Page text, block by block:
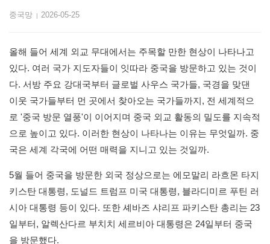
중국망 | 2026-05-25
올해 들어 세계 외교 무대에서는 주목할 만한 현상이 나타나고
있다. 여러 국가 지도자들이 잇따라 중국을 방문하고 있는 것이
다. 서방 주요 강대국부터 글로벌 사우스 국가들, 국경을 맞댄
이웃 국가들부터 먼 곳에서 찾아오는 국가들까지, 전 세계적으
로 '중국 방문 열풍'이 이어지며 중국 외교 활동의 밀도를 지속적
으로 높이고 있다. 이러한 현상이 나타나는 이유는 무엇일까. 중
국은 세계 각국에 어떤 매력을 지니고 있는 것일까.
5월 들어 중국을 방문한 외국 정상으로는 에모말리 라흐몬 타지
키스탄 대통령, 도널드 트럼프 미국 대통령, 블라디미르 푸틴 러
시아 대통령 등이 있다. 또한 셰바즈 샤리프 파키스탄 총리는 23
일부터, 알렉산다르 부치치 세르비아 대통령은 24일부터 중국
을 방문했다.